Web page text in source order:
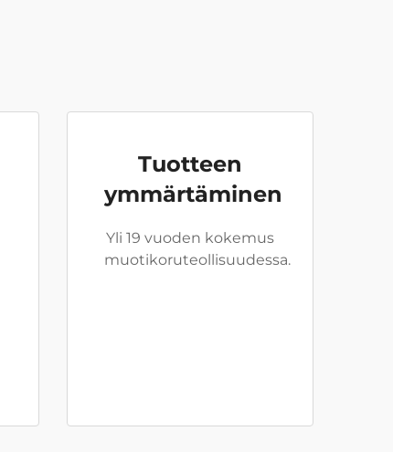
Tuotteen
ymmärtäminen
Yli 19 vuoden kokemus
muotikoruteollisuudessa.